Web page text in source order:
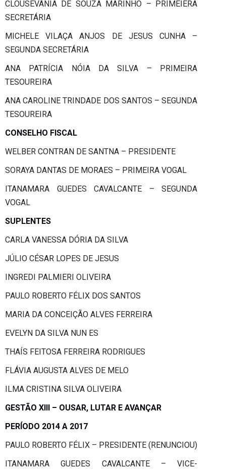
CLOUSEVÂNIA DE SOUZA MARINHO – PRIMEIERA
SECRETÁRIA
MICHELE VILAÇA ANJOS DE JESUS CUNHA –
SEGUNDA SECRETÁRIA
ANA PATRÍCIA NÓIA DA SILVA – PRIMEIRA
TESOUREIRA
ANA CAROLINE TRINDADE DOS SANTOS – SEGUNDA
TESOUREIRA
CONSELHO FISCAL
WELBER CONTRAN DE SANTNA – PRESIDENTE
SORAYA DANTAS DE MORAES – PRIMEIRA VOGAL
ITANAMARA GUEDES CAVALCANTE – SEGUNDA
VOGAL
SUPLENTES
CARLA VANESSA DÓRIA DA SILVA
JÚLIO CÉSAR LOPES DE JESUS
INGREDI PALMIERI OLIVEIRA
PAULO ROBERTO FÉLIX DOS SANTOS
MARIA DA CONCEIÇÃO ALVES FERREIRA
EVELYN DA SILVA NUN ES
THAÍS FEITOSA FERREIRA RODRIGUES
FLÁVIA AUGUSTA ALVES DE MELO
ILMA CRISTINA SILVA OLIVEIRA
GESTÃO XIII – OUSAR, LUTAR E AVANÇAR
PERÍODO 2014 A 2017
PAULO ROBERTO FÉLIX – PRESIDENTE (RENUNCIOU)
ITANAMARA GUEDES CAVALCANTE – VICE-